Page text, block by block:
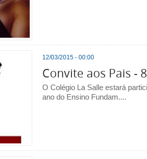
12/03/2015 - 00:00
Convite aos Pais -
O Colégio La Salle estará
ano do Ensino Fundam....